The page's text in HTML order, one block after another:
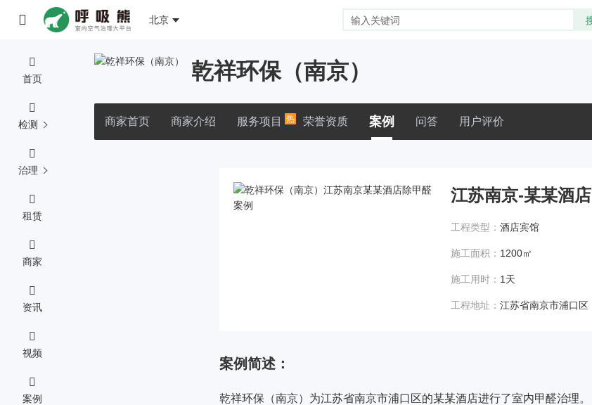
北京
首页
检测
治理
租赁
商家
资讯
视频
案例
乾祥环保（南京）
商家首页 商家介绍 服务项目 热 荣誉资质 案例 问答 用户评价
江苏南京-某某酒店
工程类型： 酒店宾馆
施工面积： 1200㎡
施工用时： 1天
工程地址： 江苏省南京市浦口区
案例简述：
乾祥环保（南京）为江苏省南京市浦口区的某某酒店进行了室内甲醛治理。